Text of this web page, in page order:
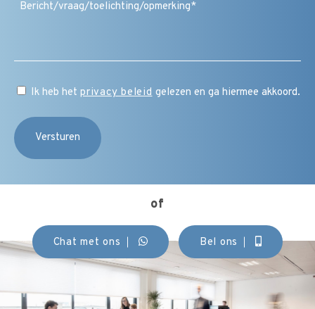
/
opmerking
(Vereist)
Instemming
Ik heb het privacy beleidgelezen en ga hiermee akkoord.
of
Chat met ons Bel ons